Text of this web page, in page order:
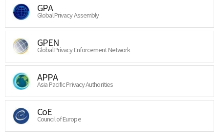
GPA
Global Privacy Assembly
GPEN
Global Privacy Enforcement Network
APPA
Asia Pacific Privacy Authorities
CoE
Council of Europe